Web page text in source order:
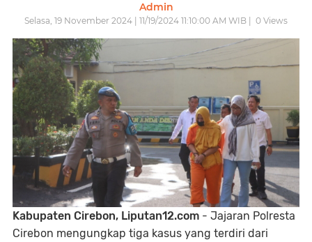
Admin
Selasa, 19 November 2024 | 11/19/2024 11:10:00 AM WIB | 0 Views
Kabupaten Cirebon, Liputan12.com - Jajaran Polresta
Cirebon mengungkap tiga kasus yang terdiri dari